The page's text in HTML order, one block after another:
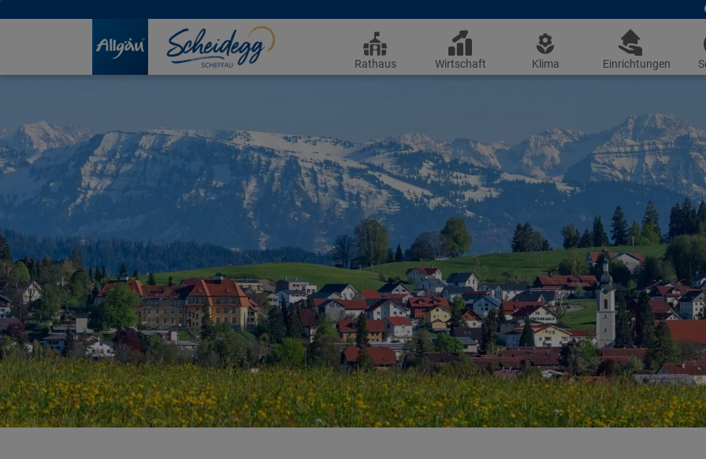
Rathaus Wirtschaft Klima Einrichtungen